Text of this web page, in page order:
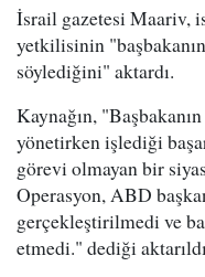
İsrail gazetesi Maariv,
yetkilisinin
söylediğini" aktardı.
Kaynağın,
yönetirken işlediği
görevi olmayan bir
Operasyon, ABD
gerçekleştirilmedi ve
etmedi." dediği